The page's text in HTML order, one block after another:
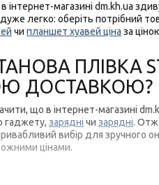
в інтернет-магазині dm.kh.ua
легко: оберіть потрібний
чи планшет хуавей ціна за
ПЛІВКА
ДОСТАВКОЮ?
що в інтернет-магазині
гаджету, зарядні чи зарядні.
вибір для зручного
цінами.